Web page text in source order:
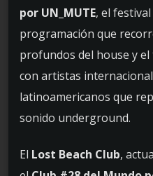
por UN_MUTE, el
programación que
profundos del house y
con artistas
latinoamericanos que
sonido underground.
El Lost Beach Club,